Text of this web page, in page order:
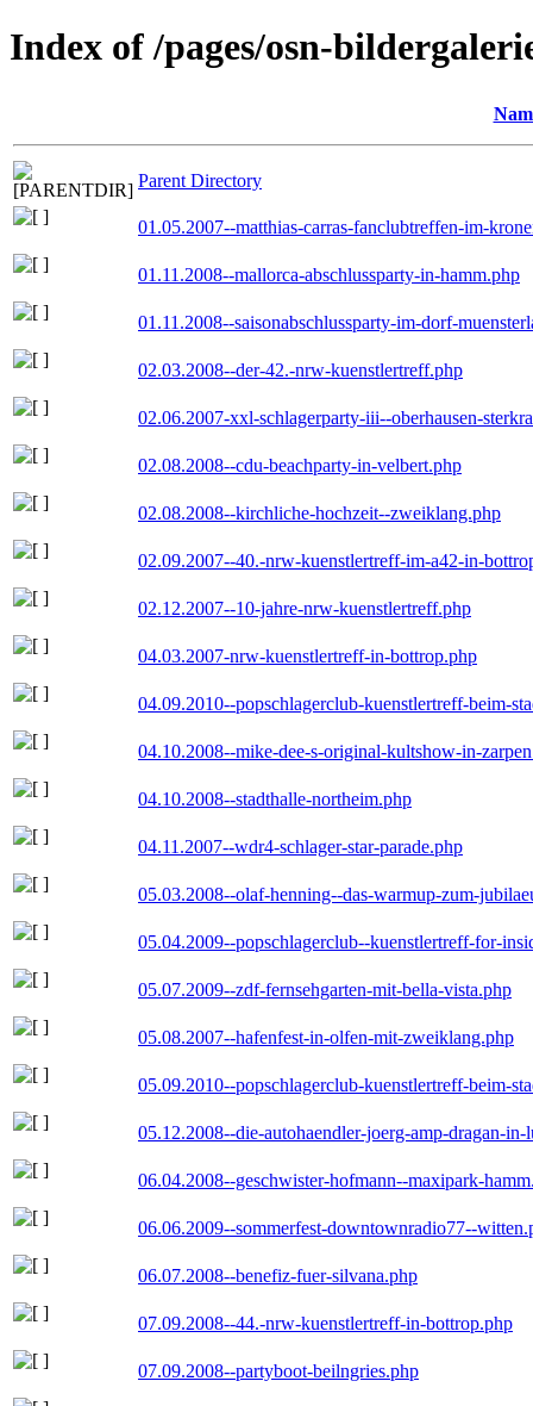
Index of /pages/osn-
Parent Directory
01.05.2007--matthias-carras-fanclubtreffen-im-
01.11.2008--mallorca-abschlussparty-in-hamm.php
01.11.2008--saisonabschlussparty-im-dorf-
02.03.2008--der-42.-nrw-kuenstlertreff.php
02.06.2007-xxl-schlagerparty-iii--oberhausen-
02.08.2008--cdu-beachparty-in-velbert.php
02.08.2008--kirchliche-hochzeit--zweiklang.php
02.09.2007--40.-nrw-kuenstlertreff-im-a42-in-
02.12.2007--10-jahre-nrw-kuenstlertreff.php
04.03.2007-nrw-kuenstlertreff-in-bottrop.php
04.09.2010--popschlagerclub-kuenstlertreff-beim-
04.10.2008--mike-dee-s-original-kultshow-in-
04.10.2008--stadthalle-northeim.php
04.11.2007--wdr4-schlager-star-parade.php
05.03.2008--olaf-henning--das-warmup-zum-
05.04.2009--popschlagerclub--kuenstlertreff-for-
05.07.2009--zdf-fernsehgarten-mit-bella-vista.php
05.08.2007--hafenfest-in-olfen-mit-zweiklang.php
05.09.2010--popschlagerclub-kuenstlertreff-beim-
05.12.2008--die-autohaendler-joerg-amp-dragan-in-
06.04.2008--geschwister-hofmann--maxipark-
06.06.2009--sommerfest-downtownradio77--
06.07.2008--benefiz-fuer-silvana.php
07.09.2008--44.-nrw-kuenstlertreff-in-bottrop.php
07.09.2008--partyboot-beilngries.php